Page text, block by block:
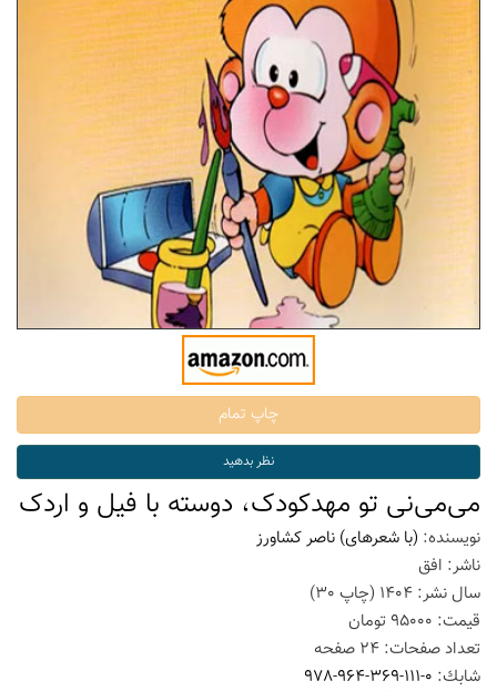
می‌می‌نی تو مهدکودک، دوسته با فیل و اردک
نویسنده: (با شعرهای) ناصر کشاورز
ناشر: افق
سال نشر: 1404 (چاپ 30
)
قیمت: 95000 تومان
تعداد صفحات: 24 صفحه
شابك: 978-964-369-111-0